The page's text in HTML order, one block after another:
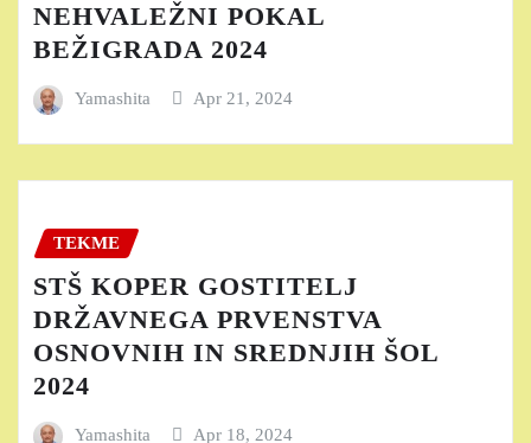
NEHVALEŽNI POKAL
BEŽIGRADA 2024
Yamashita Apr 21, 2024
TEKME
STŠ KOPER GOSTITELJ
DRŽAVNEGA PRVENSTVA
OSNOVNIH IN SREDNJIH ŠOL
2024
Yamashita Apr 18, 2024